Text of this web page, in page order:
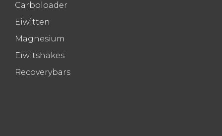
Carboloader
Eiwitten
Magnesium
Eiwitshakes
Recoverybars